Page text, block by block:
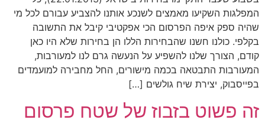
המפלגות השקיעו מאמצים לשנכע אותנו להצביע עבורם לכל מי
שהיה ספק איפה הפרסום הכי אפקטיבי קיבל את התשובה
בקלפי. כולנו חשנו שהבחירות הללו הן בחירות שלא היו כאן
קודם, הצורך שלנו להשפיע על הנעשה גרם לנו למעורבות,
המעורבות התבטאה בכמה מישורים, החל מחבירה למועמדים
בפייסבוק, יצירת שיח גולשים […]
זה פשוט בזבוז של שטח פרסום